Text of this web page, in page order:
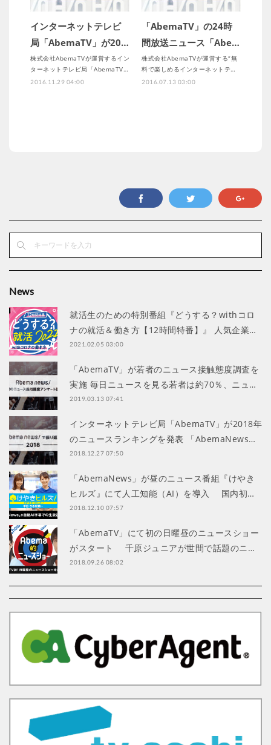
インターネットテレビ
局「AbemaTV」が20…
株式会社AbemaTVが運営するイン
ターネットテレビ局「AbemaTV…
2016.11.29 04:00
「AbemaTV」の24時
間放送ニュース「Abe…
株式会社AbemaTVが運営する“無
料で楽しめるインターネットテ…
2016.07.13 03:00
News
就活生のための特別番組『どうする？withコロ
ナの就活＆働き方【12時間特番】』 人気企業…
2021.02.05 03:00
「AbemaTV」が若者のニュース接触態度調査を
実施 毎日ニュースを見る若者は約70％、ニュ…
2019.03.13 07:41
インターネットテレビ局「AbemaTV」が2018年
のニュースランキングを発表 「AbemaNews…
2018.12.27 07:50
「AbemaNews」が昼のニュース番組『けやき
ヒルズ』にて人工知能（AI）を導入 国内初…
2018.12.10 07:57
「AbemaTV」にて初の日曜昼のニュースショー
がスタート 千原ジュニアが世間で話題のニ…
2018.09.26 08:02